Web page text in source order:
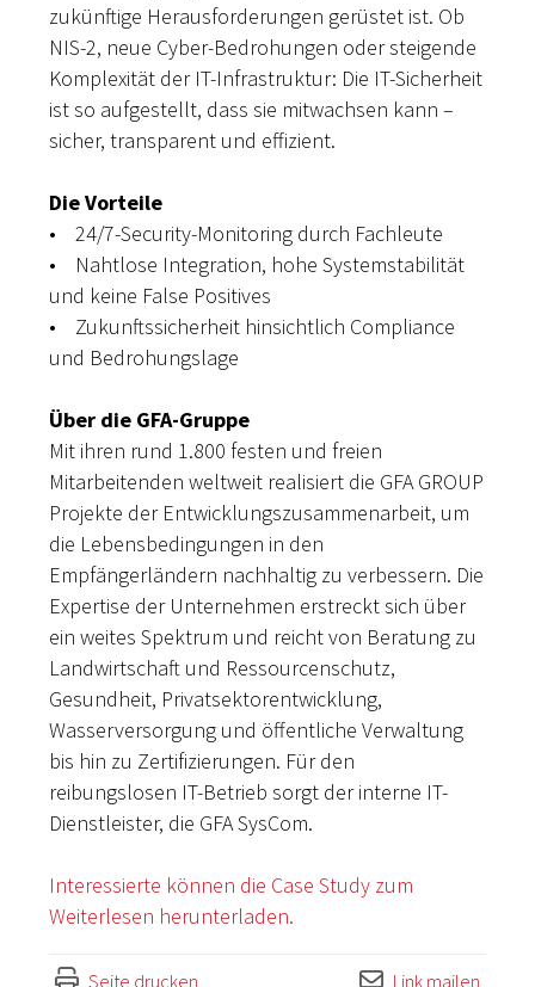
zukünftige Herausforderungen gerüstet ist. Ob
NIS-2, neue Cyber-Bedrohungen oder steigende
Komplexität der IT-Infrastruktur: Die IT-Sicherheit
ist so aufgestellt, dass sie mitwachsen kann –
sicher, transparent und effizient.
Die Vorteile
• 24/7-Security-Monitoring durch Fachleute
• Nahtlose Integration, hohe Systemstabilität
und keine False Positives
• Zukunftssicherheit hinsichtlich Compliance
und Bedrohungslage
Über die GFA-Gruppe
Mit ihren rund 1.800 festen und freien
Mitarbeitenden weltweit realisiert die GFA GROUP
Projekte der Entwicklungszusammenarbeit, um
die Lebensbedingungen in den
Empfängerländern nachhaltig zu verbessern. Die
Expertise der Unternehmen erstreckt sich über
ein weites Spektrum und reicht von Beratung zu
Landwirtschaft und Ressourcenschutz,
Gesundheit, Privatsektorentwicklung,
Wasserversorgung und öffentliche Verwaltung
bis hin zu Zertifizierungen. Für den
reibungslosen IT-Betrieb sorgt der interne IT-
Dienstleister, die GFA SysCom.
Interessierte können die Case Study zum
Weiterlesen herunterladen.
Seite drucken Link mailen